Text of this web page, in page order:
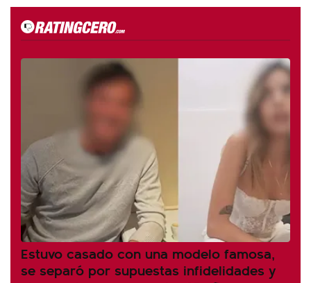
Estuvo casado con una modelo famosa,
se separó por supuestas infidelidades y